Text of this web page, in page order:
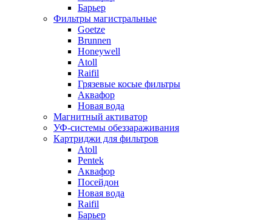
Барьер
Фильтры магистральные
Goetze
Brunnen
Honeywell
Atoll
Raifil
Грязевые косые фильтры
Аквафор
Новая вода
Магнитный активатор
УФ-системы обеззараживания
Картриджи для фильтров
Atoll
Pentek
Аквафор
Посейдон
Новая вода
Raifil
Барьер